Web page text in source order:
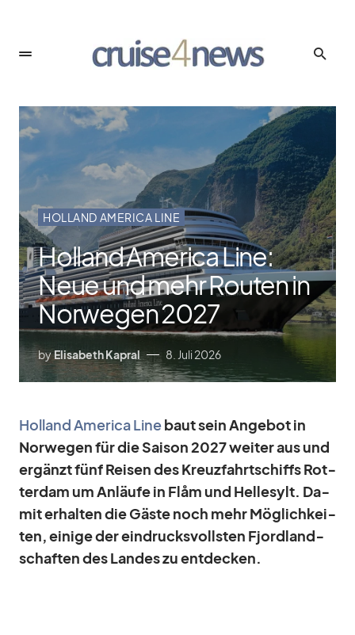
HOLLAND AMERICA LINE
Holland America Line:
Neue und mehr Routen in
Norwegen 2027
byElisabeth Kapral 8. Juli 2026
Hol­land Ame­rica Linebaut sein An­ge­bot in
Nor­we­gen für die Sai­son 2027 wei­ter aus und
er­gänzt fünf Rei­sen des Kreuz­fahrt­schiffs Rot­
ter­dam um An­läufe in Flåm und Hel­le­sylt. Da­
mit er­hal­ten die Gäste noch mehr Mög­lich­kei­
ten, ei­nige der ein­drucks­volls­ten Fjord­land­
schaf­ten des Lan­des zu ent­de­cken.